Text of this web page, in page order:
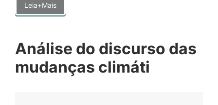
Leia+Mais
Análise do discurso das
mudanças climáti